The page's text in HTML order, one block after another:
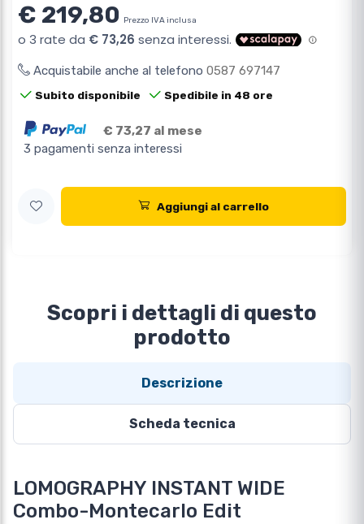
€ 219,80 Prezzo IVA inclusa
Acquistabile anche al telefono 0587 697147
Subito disponibile Spedibile in 48 ore
€ 73,27 al mese
3 pagamenti senza interessi
Aggiungi al carrello
Scopri i dettagli di questo
prodotto
Descrizione
Scheda tecnica
LOMOGRAPHY INSTANT WIDE
Combo-Montecarlo Edit